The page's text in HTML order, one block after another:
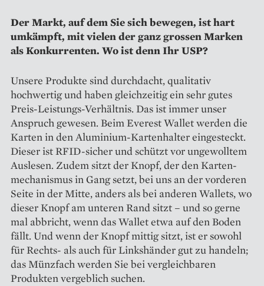
Der Markt, auf dem Sie sich ­be­wegen, ist hart
umkämpft, mit vielen der ganz grossen Marken
als Konkurrenten. Wo ist denn Ihr USP?
Unsere Produkte sind durchdacht, qualitativ
hochwertig und haben gleichzeitig ein sehr gutes
Preis-Leistungs-Verhältnis. Das ist immer unser
Anspruch gewesen. Beim Everest Wallet werden die
Karten in den Aluminium-Kartenhalter eingesteckt.
Dieser ist RFID-sicher und schützt vor ungewolltem
Auslesen. Zudem sitzt der Knopf, der den Karten­
mechanismus in Gang setzt, bei uns an der vorderen
Seite in der Mitte, anders als bei anderen Wallets, wo
dieser Knopf am unteren Rand sitzt – und so gerne
mal abbricht, wenn das Wallet etwa auf den Boden
fällt. Und wenn der Knopf mittig sitzt, ist er sowohl
für Rechts- als auch für Linkshänder gut zu handeln;
das Münzfach werden Sie bei vergleichbaren
Produkten vergeblich suchen.